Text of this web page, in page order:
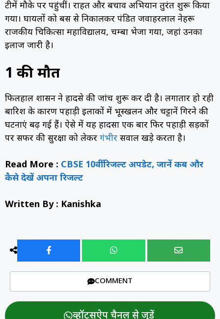
टीमें मौके पर पहुंचीं। राहत और बचाव अभियान तुरंत शुरू किया
गया। घायलों को बस से निकालकर पंडित जवाहरलाल नेहरू
राजकीय चिकित्सा महाविद्यालय, चम्बा भेजा गया, जहां उनका
इलाज जारी है।
1 की मौत
फिलहाल प्रशासन ने हादसे की जांच शुरू कर दी है। लगातार हो रही
बारिश के कारण पहाड़ी इलाकों में भूस्खलन और चट्टानें गिरने की
घटनाएं बढ़ गई हैं। ऐसे में यह हादसा एक बार फिर पहाड़ी सड़कों
पर सफर की सुरक्षा को लेकर गंभीर सवाल खड़े करता है।
Read More : CBSE 10वीं रिजल्ट अपडेट, जानें कब और
कैसे देखें अपना रिजल्ट
Written By : Kanishka
COMMENT
व्हॉट्सऐप चैनल से जुड़ें